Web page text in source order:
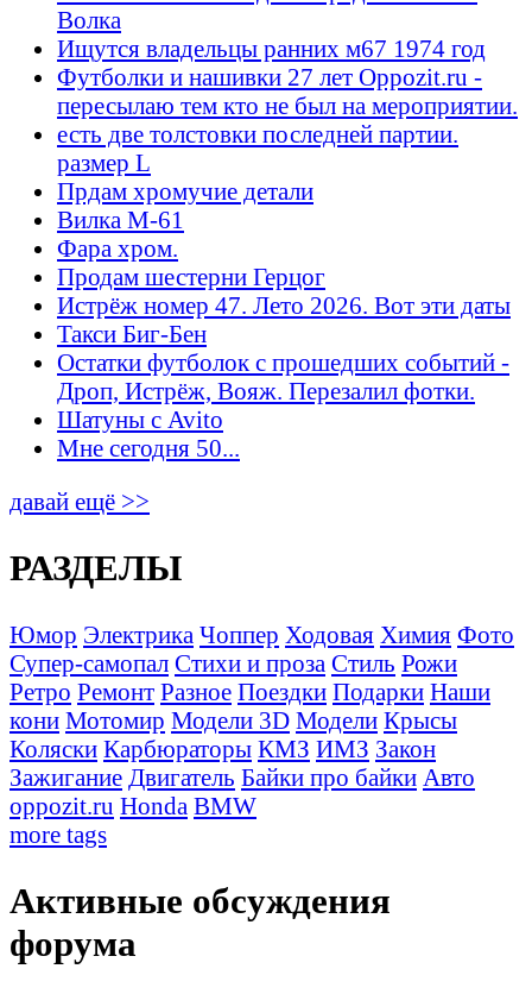
Волка
Ищутся владельцы ранних м67 1974 год
Футболки и нашивки 27 лет Oppozit.ru -
пересылаю тем кто не был на мероприятии.
есть две толстовки последней партии.
размер L
Прдам хромучие детали
Вилка М-61
Фара хром.
Продам шестерни Герцог
Истрёж номер 47. Лето 2026. Вот эти даты
Такси Биг-Бен
Остатки футболок с прошедших событий -
Дроп, Истрёж, Вояж. Перезалил фотки.
Шатуны с Avito
Мне сегодня 50...
давай ещё >>
РАЗДЕЛЫ
Юмор Электрика Чоппер Ходовая Химия Фото
Супер-самопал Стихи и проза Стиль Рожи
Ретро Ремонт Разное Поездки Подарки Наши
кони Мотомир Модели 3D Модели Крысы
Коляски Карбюраторы КМЗ ИМЗ Закон
Зажигание Двигатель Байки про байки Авто
oppozit.ru Honda BMW
more tags
Активные обсуждения
форума